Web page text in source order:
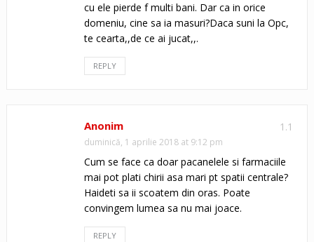
cu ele pierde f multi bani. Dar ca in orice
domeniu, cine sa ia masuri?Daca suni la Opc,
te cearta,,de ce ai jucat,,.
REPLY
1.1
Anonim
duminică, 1 aprilie 2018 at 9:12 pm
Cum se face ca doar pacanelele si farmaciile
mai pot plati chirii asa mari pt spatii centrale?
Haideti sa ii scoatem din oras. Poate
convingem lumea sa nu mai joace.
REPLY